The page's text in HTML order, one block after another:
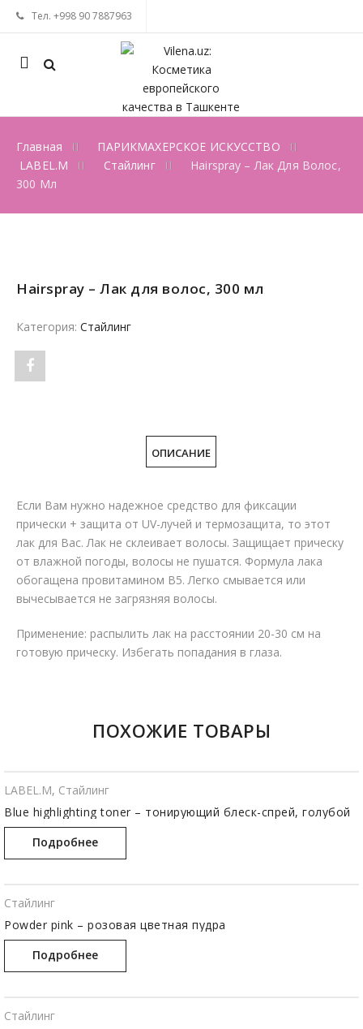
Тел. +998 90 7887963
Mobile
Главная
ПАРИКМАХЕРСКОЕ ИСКУССТВО
LABEL.M
Стайлинг
Hairspray – Лак Для Волос,
300 Мл
Hairspray – Лак для волос, 300 мл
Категория: Стайлинг
Share
волос,
300
мл"
ОПИСАНИЕ
Если Вам нужно надежное средство для фиксации
прически + защита от UV-лучей и термозащита, то этот
лак для Вас. Лак не склеивает волосы. Защищает прическу
от влажной погоды, волосы не пушатся. Формула лака
обогащена провитамином В5. Легко смывается или
вычесывается не загрязняя волосы.
Применение: распылить лак на расстоянии 20-30 см на
готовую прическу. Избегать попадания в глаза.
ПОХОЖИЕ ТОВАРЫ
LABEL.M, Стайлинг
Blue highlighting toner – тонирующий блеск-спрей, голубой
Подробнее
Стайлинг
Powder pink – розовая цветная пудра
Подробнее
Стайлинг